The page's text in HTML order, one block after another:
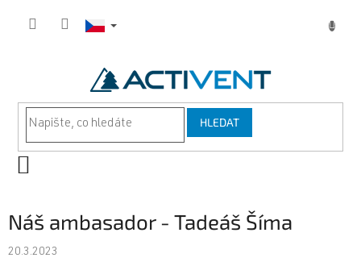
HLEDAT
Náš ambasador - Tadeáš Šíma
20.3.2023